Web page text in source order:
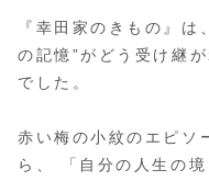
『幸田家のきもの』
の記憶”がどう受け継
でした。
赤い梅の小紋のエピソ
ら、 「自分の人生の